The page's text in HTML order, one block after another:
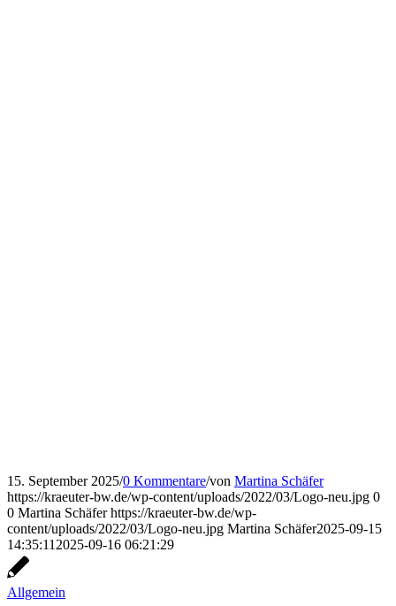
15. September 2025/0 Kommentare/von Martina Schäfer
https://kraeuter-bw.de/wp-content/uploads/2022/03/Logo-neu.jpg 0
0 Martina Schäfer https://kraeuter-bw.de/wp-
content/uploads/2022/03/Logo-neu.jpg Martina Schäfer2025-09-15
14:35:11 2025-09-16 06:21:29
Allgemein